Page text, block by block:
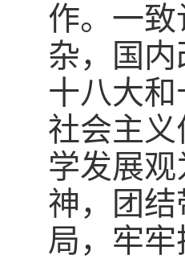
作。一
杂，国
十八大
社会主义
学发展
神，团
局，牢